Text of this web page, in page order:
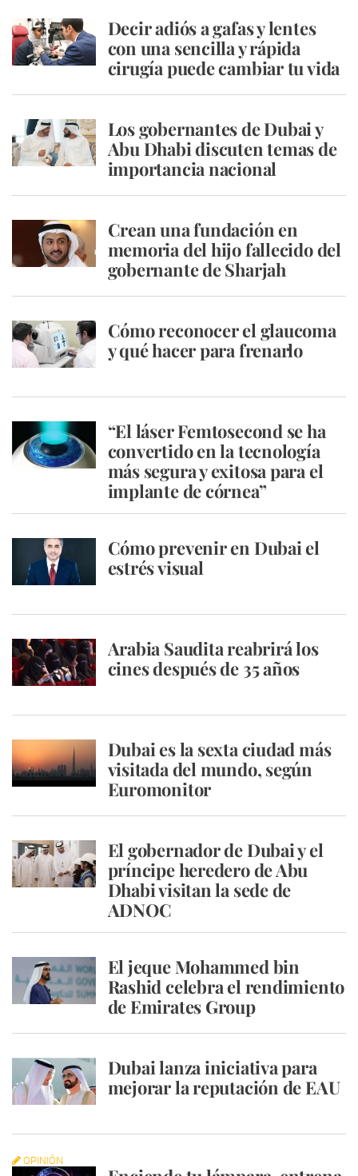
Decir adiós a gafas y lentes
con una sencilla y rápida
cirugía puede cambiar tu vida
Los gobernantes de Dubai y
Abu Dhabi discuten temas de
importancia nacional
Crean una fundación en
memoria del hijo fallecido del
gobernante de Sharjah
Cómo reconocer el glaucoma
y qué hacer para frenarlo
“El láser Femtosecond se ha
convertido en la tecnología
más segura y exitosa para el
implante de córnea”
Cómo prevenir en Dubai el
estrés visual
Arabia Saudita reabrirá los
cines después de 35 años
Dubai es la sexta ciudad más
visitada del mundo, según
Euromonitor
El gobernador de Dubai y el
príncipe heredero de Abu
Dhabi visitan la sede de
ADNOC
El jeque Mohammed bin
Rashid celebra el rendimiento
de Emirates Group
Dubai lanza iniciativa para
mejorar la reputación de EAU
OPINIÓN